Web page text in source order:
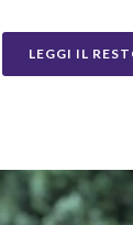
LEGGI IL